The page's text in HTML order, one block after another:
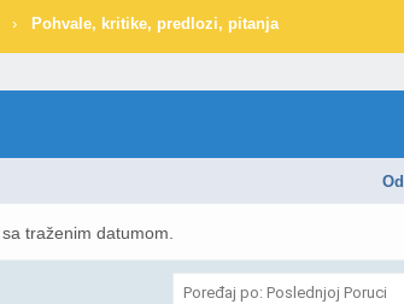
› Pohvale, kritike, predlozi, pitanja
traženim datumom.